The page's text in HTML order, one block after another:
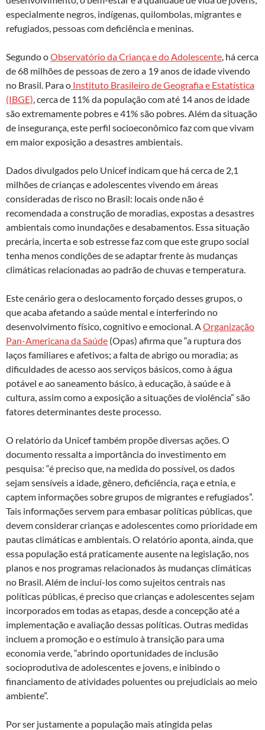
especialmente negros, indígenas, quilombolas, migrantes e
refugiados, pessoas com deficiência e meninas.
Segundo oObservatório da Criança e do Adolescente, há cerca
de 68 milhões de pessoas de zero a 19 anos de idade vivendo
no Brasil. Para o Instituto Brasileiro de Geografia e Estatística
(IBGE), cerca de 11% da população com até 14 anos de idade
são extremamente pobres e 41% são pobres. Além da situação
de insegurança, este perfil socioeconômico faz com que vivam
em maior exposição a desastres ambientais.
Dados divulgados pelo Unicef indicam que há cerca de 2,1
milhões de crianças e adolescentes vivendo em áreas
consideradas de risco no Brasil: locais onde não é
recomendada a construção de moradias, expostas a desastres
ambientais como inundações e desabamentos. Essa situação
precária, incerta e sob estresse faz com que este grupo social
tenha menos condições de se adaptar frente às mudanças
climáticas relacionadas ao padrão de chuvas e temperatura.
Este cenário gera o deslocamento forçado desses grupos, o
que acaba afetando a saúde mental e interferindo no
desenvolvimento físico, cognitivo e emocional. AOrganização
Pan-Americana da Saúde (Opas) afirma que “a ruptura dos
laços familiares e afetivos; a falta de abrigo ou moradia; as
dificuldades de acesso aos serviços básicos, como à água
potável e ao saneamento básico, à educação, à saúde e à
cultura, assim como a exposição a situações de violência” são
fatores determinantes deste processo.
O relatório da Unicef também propõe diversas ações. O
documento ressalta a importância do investimento em
pesquisa: “é preciso que, na medida do possível, os dados
sejam sensíveis a idade, gênero, deficiência, raça e etnia, e
captem informações sobre grupos de migrantes e refugiados”.
Tais informações servem para embasar políticas públicas, que
devem considerar crianças e adolescentes como prioridade em
pautas climáticas e ambientais. O relatório aponta, ainda, que
essa população está praticamente ausente na legislação, nos
planos e nos programas relacionados às mudanças climáticas
no Brasil. Além de incluí-los como sujeitos centrais nas
políticas públicas, é preciso que crianças e adolescentes sejam
incorporados em todas as etapas, desde a concepção até a
implementação e avaliação dessas políticas. Outras medidas
incluem a promoção e o estímulo à transição para uma
economia verde, “abrindo oportunidades de inclusão
socioprodutiva de adolescentes e jovens, e inibindo o
financiamento de atividades poluentes ou prejudiciais ao meio
ambiente”.
Por ser justamente a população mais atingida pelas